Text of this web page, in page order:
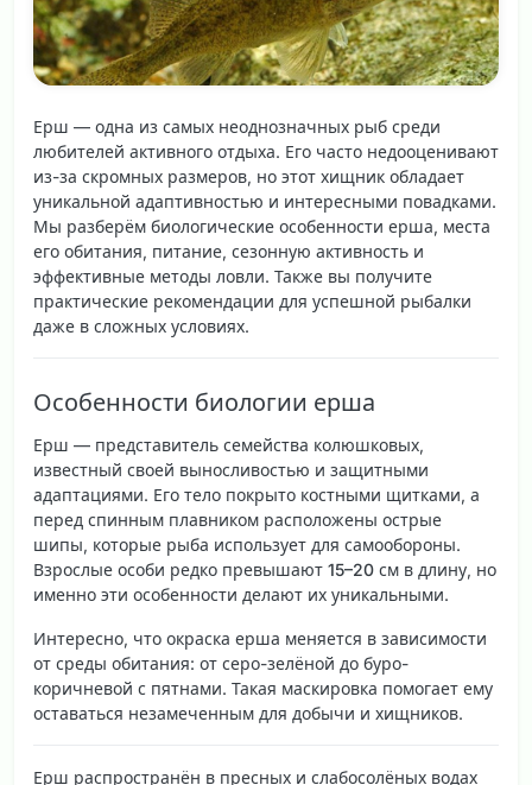
Ерш — одна из самых неоднозначных рыб среди
любителей активного отдыха. Его часто недооценивают
из-за скромных размеров, но этот хищник обладает
уникальной адаптивностью и интересными повадками.
Мы разберём биологические особенности ерша, места
его обитания, питание, сезонную активность и
эффективные методы ловли. Также вы получите
практические рекомендации для успешной рыбалки
даже в сложных условиях.
Особенности биологии ерша
Ерш — представитель семейства колюшковых,
известный своей выносливостью и защитными
адаптациями. Его тело покрыто костными щитками, а
перед спинным плавником расположены острые
шипы, которые рыба использует для самообороны.
Взрослые особи редко превышают 15–20 см в длину, но
именно эти особенности делают их уникальными.
Интересно, что окраска ерша меняется в зависимости
от среды обитания: от серо-зелёной до буро-
коричневой с пятнами. Такая маскировка помогает ему
оставаться незамеченным для добычи и хищников.
Ерш распространён в пресных и слабосолёных водах